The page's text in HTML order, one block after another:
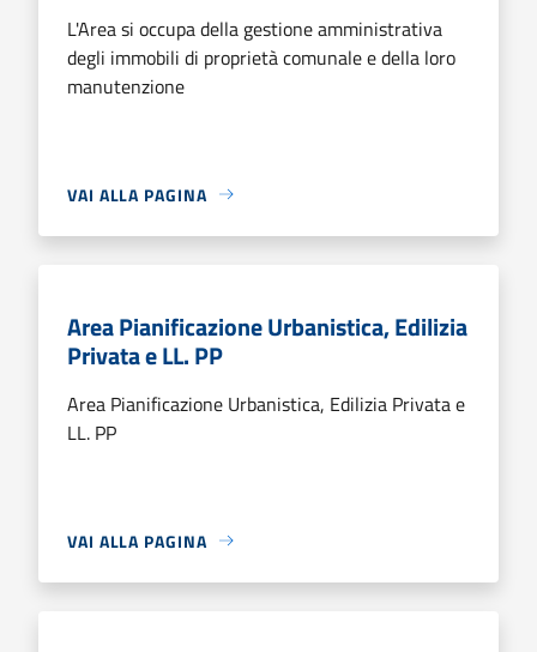
L'Area si occupa della gestione amministrativa
degli immobili di proprietà comunale e della loro
manutenzione
VAI ALLA PAGINA
Area Pianificazione Urbanistica, Edilizia
Privata e LL. PP
Area Pianificazione Urbanistica, Edilizia Privata e
LL. PP
VAI ALLA PAGINA